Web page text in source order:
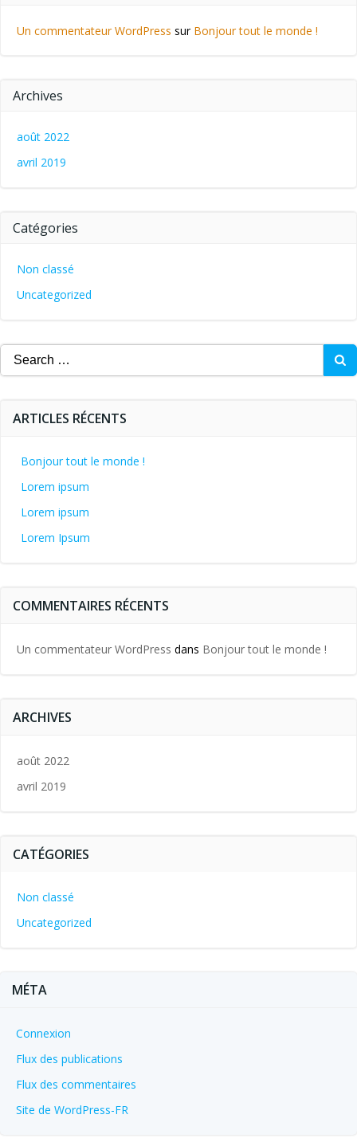
Un commentateur WordPress sur Bonjour tout le monde !
Archives
août 2022
avril 2019
Catégories
Non classé
Uncategorized
Search
for:
ARTICLES RÉCENTS
Bonjour tout le monde !
Lorem ipsum
Lorem ipsum
Lorem Ipsum
COMMENTAIRES RÉCENTS
Un commentateur WordPress dans Bonjour tout le monde !
ARCHIVES
août 2022
avril 2019
CATÉGORIES
Non classé
Uncategorized
MÉTA
Connexion
Flux des publications
Flux des commentaires
Site de WordPress-FR